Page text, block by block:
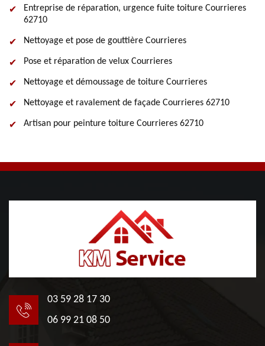
Entreprise de réparation, urgence fuite toiture Courrieres
62710
Nettoyage et pose de gouttière Courrieres
Pose et réparation de velux Courrieres
Nettoyage et démoussage de toiture Courrieres
Nettoyage et ravalement de façade Courrieres 62710
Artisan pour peinture toiture Courrieres 62710
03 59 28 17 30
06 99 21 08 50